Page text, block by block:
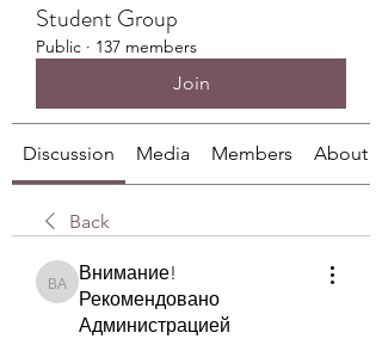
Student Group
Public · 137 members
Join
Discussion Media Members About
Back
Внимание! Рекомендовано Администрацией
Внимание!
Рекомендовано
Администрацией